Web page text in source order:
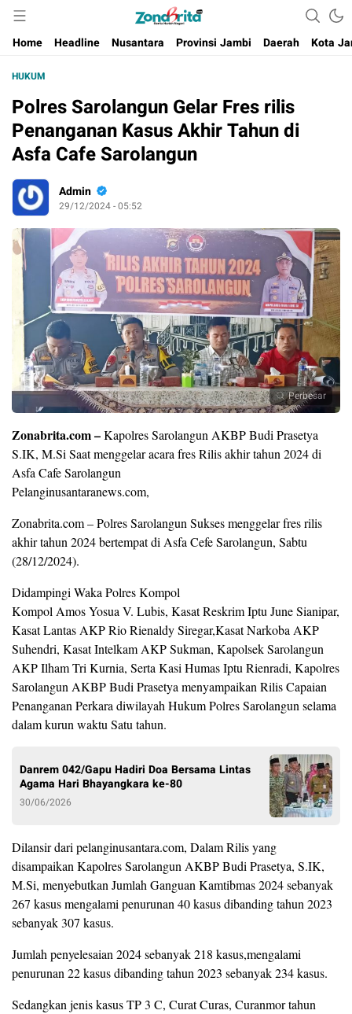
Berita Harian Negeri
Home
Headline Nusantara Provinsi Jambi Daerah Kota
HUKUM
Polres Sarolangun Gelar Fres rilis
Penanganan Kasus Akhir Tahun di
Asfa Cafe Sarolangun
Admin
29/12/2024 - 05:52
Perbesar
Zonabrita.com –Kapolres Sarolangun AKBP Budi Prasetya
S.IK, M.Si Saat menggelar acara fres Rilis akhir tahun 2024 di
Asfa Cafe Sarolangun
Pelanginusantaranews.com,
Zonabrita.com – Polres Sarolangun Sukses menggelar fres rilis
akhir tahun 2024 bertempat di Asfa Cefe Sarolangun, Sabtu
(28/12/2024).
Didampingi Waka Polres Kompol
Kompol Amos Yosua V. Lubis, Kasat Reskrim Iptu June Sianipar,
Kasat Lantas AKP Rio Rienaldy Siregar,Kasat Narkoba AKP
Suhendri, Kasat Intelkam AKP Sukman, Kapolsek Sarolangun
AKP Ilham Tri Kurnia, Serta Kasi Humas Iptu Rienradi, Kapolres
Sarolangun AKBP Budi Prasetya menyampaikan Rilis Capaian
Penanganan Perkara diwilayah Hukum Polres Sarolangun selama
dalam kurun waktu Satu tahun.
Danrem 042/Gapu Hadiri Doa Bersama Lintas
Agama Hari Bhayangkara ke-80
30/06/2026
Dilansir dari pelanginusantara.com, Dalam Rilis yang
disampaikan Kapolres Sarolangun AKBP Budi Prasetya, S.IK,
M.Si, menyebutkan Jumlah Ganguan Kamtibmas 2024 sebanyak
267 kasus mengalami penurunan 40 kasus dibanding tahun 2023
sebanyak 307 kasus.
Jumlah penyelesaian 2024 sebanyak 218 kasus,mengalami
penurunan 22 kasus dibanding tahun 2023 sebanyak 234 kasus.
Sedangkan jenis kasus TP 3 C, Curat Curas, Curanmor tahun